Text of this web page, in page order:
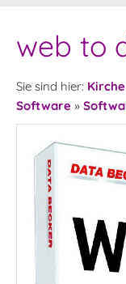
web to
Sie sind hier:
Software »